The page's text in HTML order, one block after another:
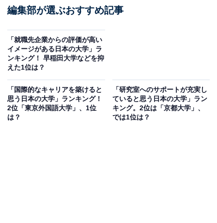
編集部が選ぶおすすめ記事
「就職先企業からの評価が高い
イメージがある日本の大学」ラ
ンキング！ 早稲田大学などを抑
えた1位は？
「国際的なキャリアを築けると
思う日本の大学」ランキング！
2位「東京外国語大学」、1位
は？
「研究室へのサポートが充実し
ていると思う日本の大学」ラン
キング。2位は「京都大学」、
では1位は？